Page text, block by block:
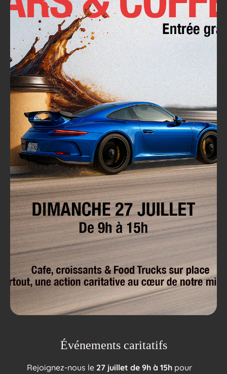
Événements caritatifs
Rejoignez-nous le 27 juillet de 9h à 15h pour